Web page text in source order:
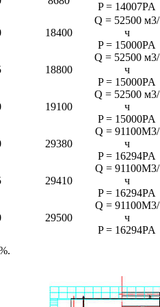
P = 14007PA
18400
Q = 52500 м3/
ч
P = 15000PA
18800
Q = 52500 м3/
ч
P = 15000PA
19100
Q = 52500 м3/
ч
P = 15000PA
29380
Q = 91100M3/
ч
P = 16294PA
29410
Q = 91100M3/
ч
P = 16294PA
29500
Q = 91100M3/
ч
P = 16294PA